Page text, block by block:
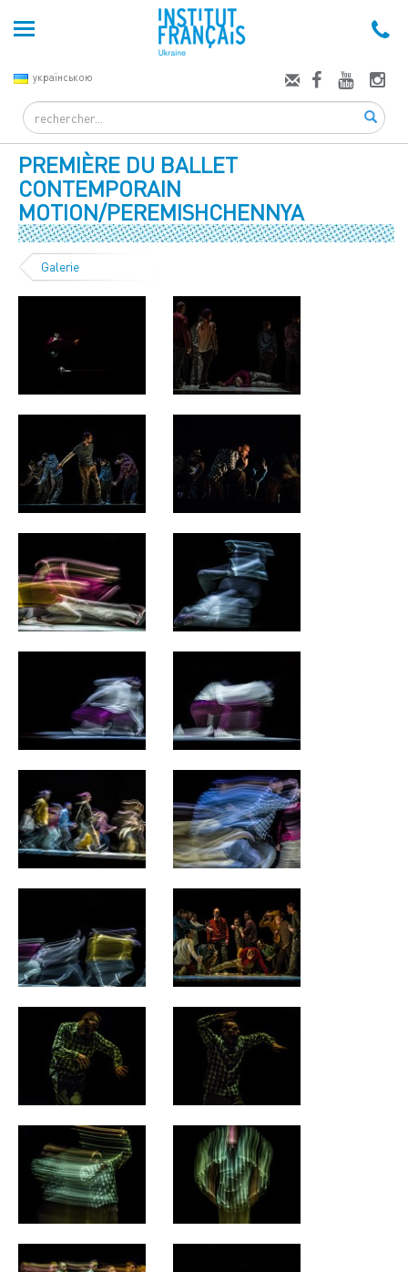
українською
Search
PREMIÈRE DU BALLET
CONTEMPORAIN
MOTION/PEREMISHCHENNYA
Galerie